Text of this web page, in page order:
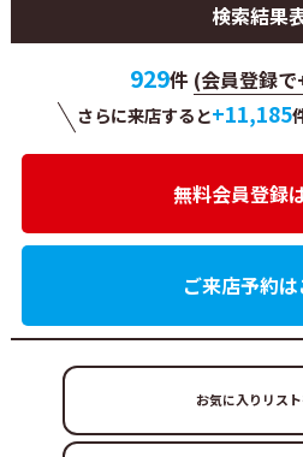
検索結果
929件 (会員登録で
さらに来店すると+11,185
無料会員登録
ご来店予約
お気に入りリス